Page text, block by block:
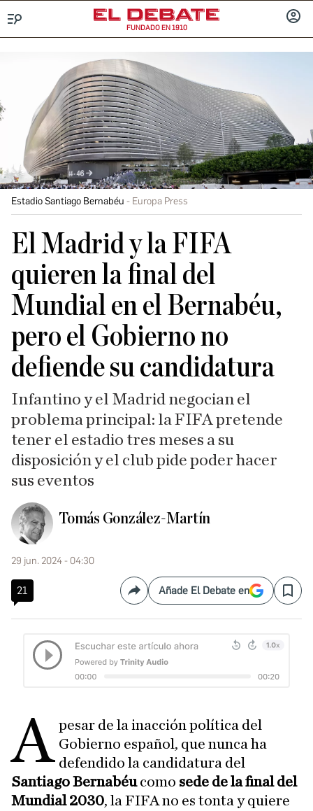
FUNDADO EN 1910
Estadio Santiago Bernabéu Europa Press
El Madrid y la FIFA
quieren la final del
Mundial en el Bernabéu,
pero el Gobierno no
defiende su candidatura
Infantino y el Madrid negocian el
problema principal: la FIFA pretende
tener el estadio tres meses a su
disposición y el club pide poder hacer
sus eventos
Tomás González-Martín
29 jun. 2024 - 04:30
21 CompartirAñade El Debate en Save
A pesar de la inacción política del
Gobierno español, que nunca ha
defendido la candidatura del
Santiago Bernabéucomo sede de la final del
Mundial 2030, la FIFA no es tonta y quiere